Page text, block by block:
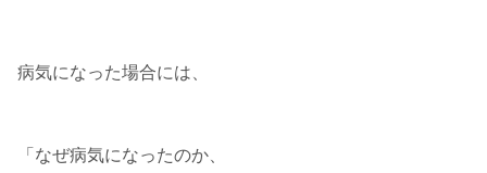
病気になった場合には、
「なぜ病気になったのか、